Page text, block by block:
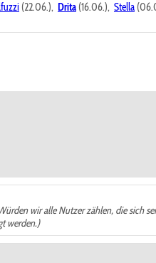
(22.06.), Drita (16.06.), Stella
wir alle Nutzer zählen, die sich
werden.)